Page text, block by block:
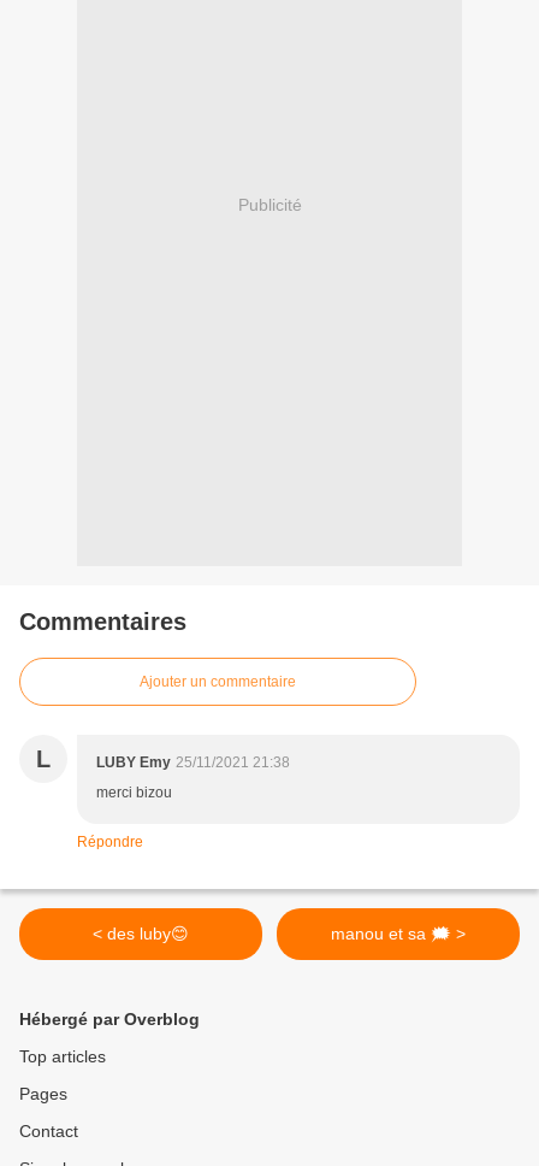
Publicité
Commentaires
Ajouter un commentaire
L LUBY Emy 25/11/2021 21:38
merci bizou
Répondre
< des luby😊 manou et sa 🗯 >
Hébergé par Overblog
Top articles
Pages
Contact